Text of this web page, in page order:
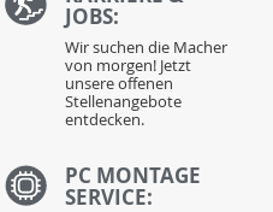
JOBS:
Wir suchen die Macher
von morgen! Jetzt
unsere offenen
Stellenangebote
entdecken.
PC MONTAGE
SERVICE: